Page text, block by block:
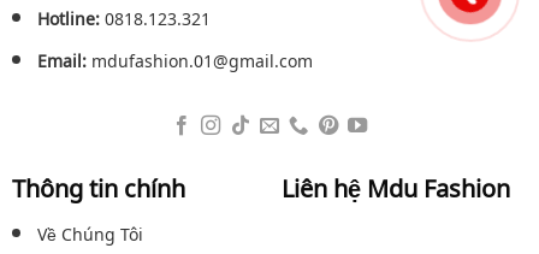
Hotline:0818.123.321
Email:mdufashion.01@gmail.com
Thông tin chính
Về Chúng Tôi
Liên hệ Mdu Fashion